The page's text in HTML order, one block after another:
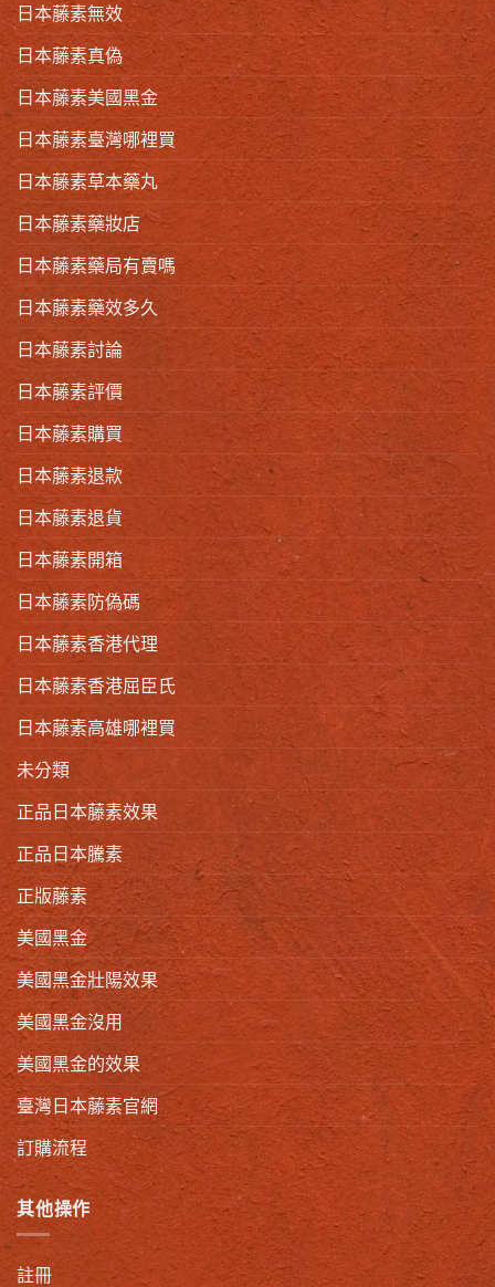
日本藤素無效
日本藤素真偽
日本藤素美國黑金
日本藤素臺灣哪裡買
日本藤素草本藥丸
日本藤素藥妝店
日本藤素藥局有賣嗎
日本藤素藥效多久
日本藤素討論
日本藤素評價
日本藤素購買
日本藤素退款
日本藤素退貨
日本藤素開箱
日本藤素防偽碼
日本藤素香港代理
日本藤素香港屈臣氏
日本藤素高雄哪裡買
未分類
正品日本藤素效果
正品日本騰素
正版藤素
美國黑金
美國黑金壯陽效果
美國黑金沒用
美國黑金的效果
臺灣日本藤素官網
訂購流程
其他操作
註冊